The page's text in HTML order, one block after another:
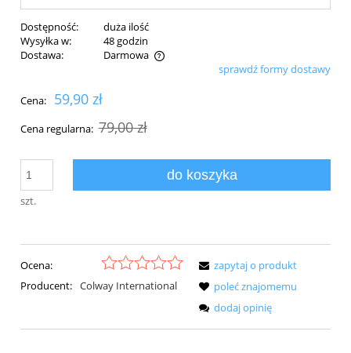
Dostępność:
duża ilość
Wysyłka w:
48 godzin
Dostawa:
Darmowa
Cena nie zawiera ewentualnych kosztów płatnościsprawdź formy dostawy
Cena: 59,90 zł
Cena regularna: 79,00 zł
szt.
do koszyka
Ocena:
Producent: Colway International
zapytaj o produkt
poleć znajomemu
dodaj opinię